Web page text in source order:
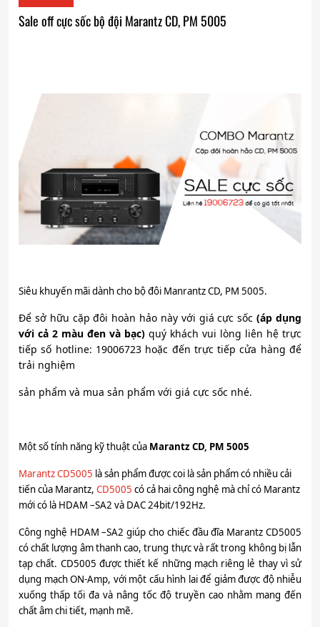
Sale off cực sốc bộ đội Marantz CD, PM 5005
Siêu khuyến mãi dành cho bộ đôi Manrantz CD, PM 5005.
Để sở hữu cặp đôi hoàn hảo này với giá cực sốc(áp dụng
với cả 2 màu đen và bạc) quý khách vui lòng liên hệ trực
tiếp số hotline: 19006723 hoặc đến trực tiếp cửa hàng để
trải nghiệm
sản phẩm và mua sản phẩm với giá cực sốc nhé.
Một số tính năng kỹ thuật của Marantz CD, PM 5005
Marantz CD5005 là sản phẩm được coi là sản phẩm có nhiều cải
tiến của Marantz, CD5005 có cả hai công nghệ mà chỉ có Marantz
mới có là HDAM –SA2 và DAC 24bit/192Hz.
Công nghệ HDAM –SA2 giúp cho chiếc đầu đĩa Marantz CD5005
có chất lượng âm thanh cao, trung thực và rất trong không bị lẫn
tạp chất. CD5005 được thiết kế những mạch riêng lẻ thay vì sử
dụng mạch ON-Amp, với một cấu hình lai để giảm được độ nhiễu
xuống thấp tối đa và nâng tốc độ truyền cao nhằm mang đến
chất âm chi tiết, mạnh mẽ.